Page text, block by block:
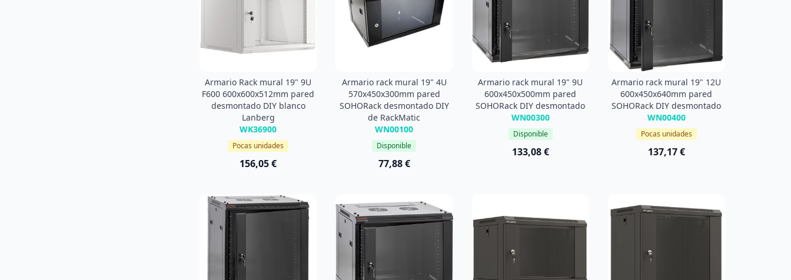
Armario Rack mural 19" 9U
F600 600x600x512mm pared
desmontado DIY blanco
Lanberg
WK36900
Pocas unidades
156,05 €
Armario rack mural 19" 4U
570x450x300mm pared
SOHORack desmontado DIY
de RackMatic
WN00100
Disponible
77,88 €
Armario rack mural 19" 9U
600x450x500mm pared
SOHORack DIY desmontado
WN00300
Disponible
133,08 €
Armario rack mural 19" 12U
600x450x640mm pared
SOHORack DIY desmontado
WN00400
Pocas unidades
137,17 €